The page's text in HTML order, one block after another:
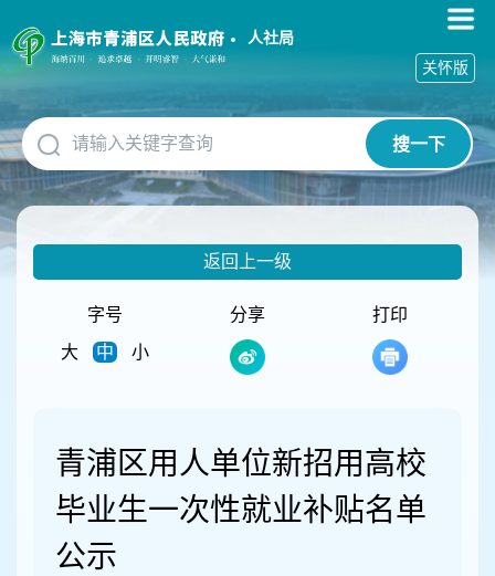
障
碍
作
说
明
跳
到
网
人社局
搜一下
关怀版
返回上一级
字号
大
中 小
分享 打印
青浦区用人单位新招用高校
毕业生一次性就业补贴名单
公示